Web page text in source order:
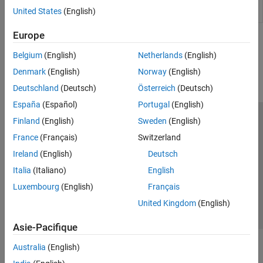
(TL-MA)
How useful was this information?
United States (English)
Europe
Belgium (English)
Denmark (English)
Deutschland (Deutsch)
España (Español)
Finland (English)
France (Français)
Ireland (English)
Italia (Italiano)
Luxembourg (English)
Netherlands(English)
Norway(English)
Österreich (Deutsch)
Portugal (English)
Sweden (English)
Switzerland
Deutsch
English
Français
United Kingdom(English)
Asie-Pacifique
Australia (English)
Trust Center Marques déposées
Politique de confidentialité
Lutte anti-piratage
Statut des applications
© 1994-2026 The MathWorks, Inc.